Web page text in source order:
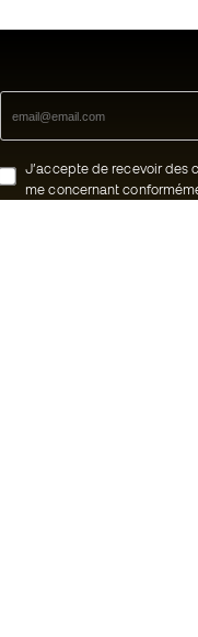
J’accepte de recevoir des
me concernant